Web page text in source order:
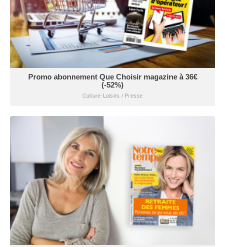
Promo abonnement Que Choisir magazine à 36€
(-52%)
Culture-Loisirs / Presse